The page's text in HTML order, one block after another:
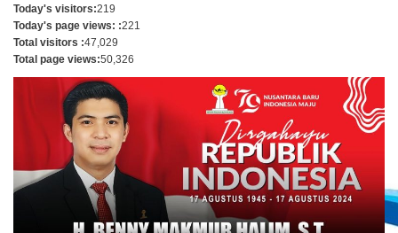
Today's visitors:219
Today's page views: :221
Total visitors :47,029
Total page views:50,326